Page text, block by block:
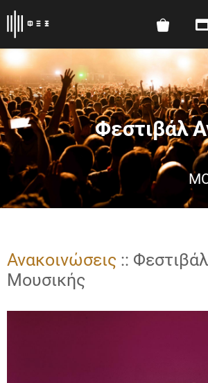
Φεστιβάλ
Ανακοινώσεις ::
Μουσικής